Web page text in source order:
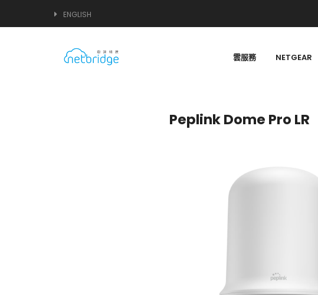
ENGLISH
雲服務 NETGEAR
Peplink Dome Pro LR